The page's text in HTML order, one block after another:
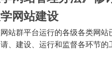
网站建设
站群平台运行的各级各类网
、建设、运行和监督各环节的